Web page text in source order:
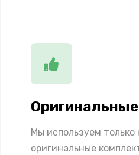
Мы используем только
оригинальные